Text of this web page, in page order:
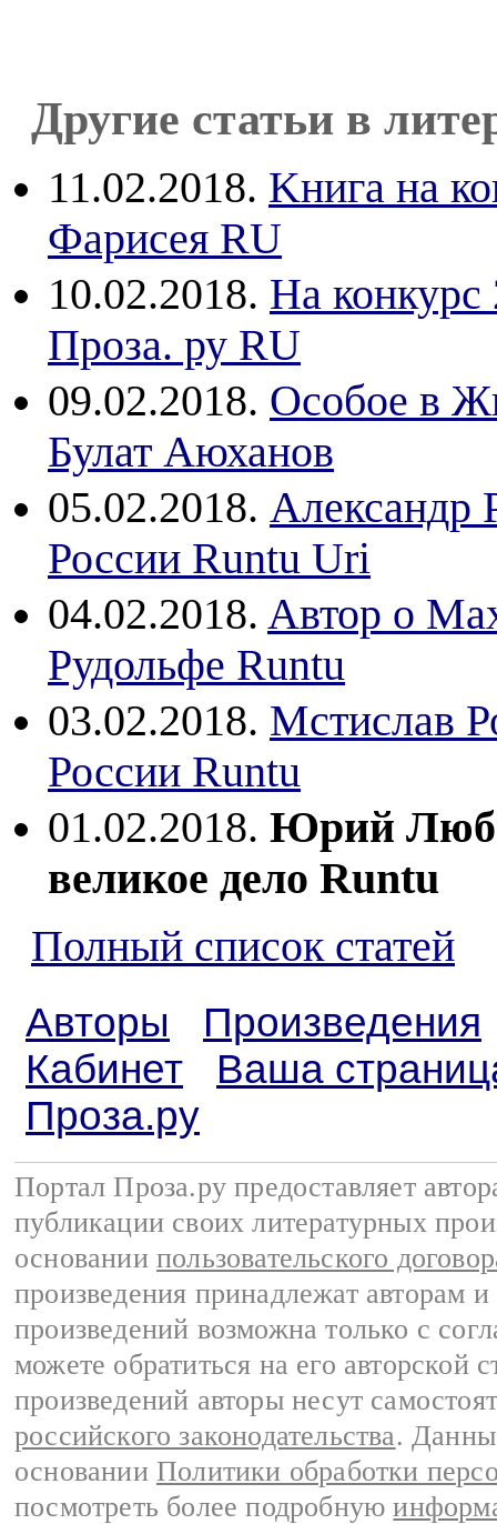
Другие статьи в
11.02.2018. Kнига на
Фарисея RU
10.02.2018. На
Проза. ру RU
09.02.2018. Особое в
Булат Аюханов
05.02.2018. Александр
России Runtu Uri
04.02.2018. Aвтор о
Рудольфе Runtu
03.02.2018. Мстислав
России Runtu
01.02.2018. Юрий
великое дело Runtu
Полный список статей
Авторы
Произведения
Кабинет
Ваша
Проза.ру
Портал Проза.ру предоставляет
публикации своих литературных
основании пользовательского
произведения принадлежат авторам
произведений возможна только с
можете обратиться на его авторской
произведений авторы несут
российского законодательства.
основании Политики обработки
посмотреть более подробную